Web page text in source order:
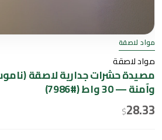
مواد لاصقة
مواد لاصقة
مصيدة حشرات جدارية لاصقة
وآمنة — 30 واط (#7986)
$28.33